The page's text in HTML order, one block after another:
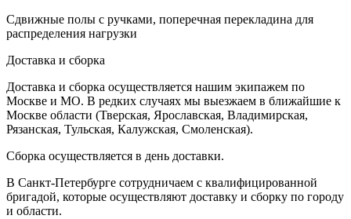
Сдвижные полы с ручками, поперечная перекладина для
распределения нагрузки
Доставка и сборка
Доставка и сборка осуществляется нашим экипажем по
Москве и МО. В редких случаях мы выезжаем в ближайшие к
Москве области (Тверская, Ярославская, Владимирская,
Рязанская, Тульская, Калужская, Смоленская).
Сборка осуществляется в день доставки.
В Санкт-Петербурге сотрудничаем с квалифицированной
бригадой, которые осуществляют доставку и сборку по городу
и области.